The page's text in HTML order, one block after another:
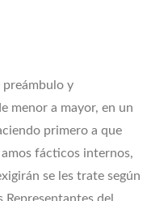
preámbulo y
menor a mayor, en un
primero a que
fácticos internos,
se les trate según